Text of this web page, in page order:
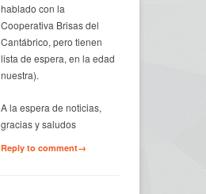
hablado con la
Cooperativa Brisas del
Cantábrico, pero tienen
lista de espera, en la edad
nuestra).
A la espera de noticias,
gracias y saludos
Reply to comment→